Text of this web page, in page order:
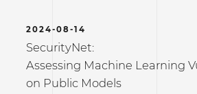
2024-08-14
SecurityNet:
Assessing Machine Learning
on Public Models